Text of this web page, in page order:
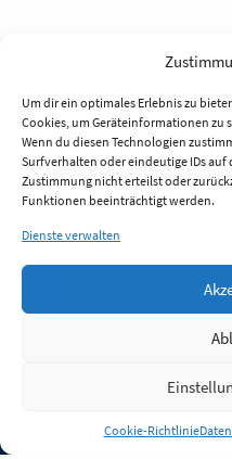
Um dir ein optimales Erlebnis zu
Cookies, um Geräteinformationen zu
Wenn du diesen Technologien
Surfverhalten oder eindeutige IDs auf
Zustimmung nicht erteilst oder
Funktionen beeinträchtigt werden.
Dienste verwalten
Cookie-Richtlinie